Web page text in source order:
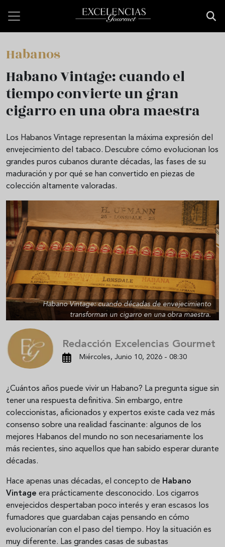
Habanos
Habano Vintage: cuando el
tiempo convierte un gran
cigarro en una obra maestra
Los Habanos Vintage representan la máxima expresión del
envejecimiento del tabaco. Descubre cómo evolucionan los
grandes puros cubanos durante décadas, las fases de su
maduración y por qué se han convertido en piezas de
colección altamente valoradas.
Habano Vintage: cuando décadas de envejecimiento
transforman un cigarro en una obra maestra.
Redacción Excelencias Gourmet
Miércoles, Junio 10, 2026 - 08:30
¿Cuántos años puede vivir un Habano? La pregunta sigue sin
tener una respuesta definitiva. Sin embargo, entre
coleccionistas, aficionados y expertos existe cada vez más
consenso sobre una realidad fascinante: algunos de los
mejores Habanos del mundo no son necesariamente los
más recientes, sino aquellos que han sabido esperar durante
décadas.
Hace apenas unas décadas, el concepto de Habano
Vintage era prácticamente desconocido. Los cigarros
envejecidos despertaban poco interés y eran escasos los
fumadores que guardaban cajas pensando en cómo
evolucionarían con el paso del tiempo. Hoy la situación es
muy diferente. Las grandes casas de subastas